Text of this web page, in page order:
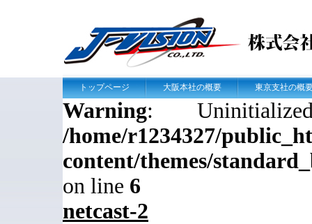
トップページ 大阪本社の概要 東京支社の概
Warning:
/home/r1234327/
content/themes/
on line 6
netcast-2